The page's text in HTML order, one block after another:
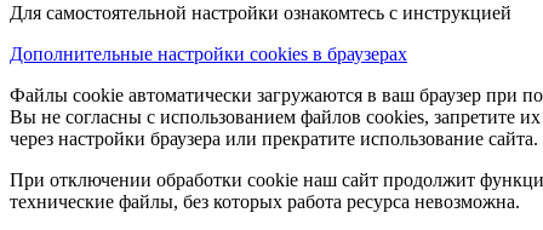
Для самостоятельной настройки ознакомтесь с инструкцией
Дополнительные настройки cookies в браузерах
Файлы cookie автоматически загружаются в ваш браузер при
Вы не согласны с использованием файлов cookies, запретите
через настройки браузера или прекратите использование сайта.
При отключении обработки cookie наш сайт продолжит
технические файлы, без которых работа ресурса невозможна.